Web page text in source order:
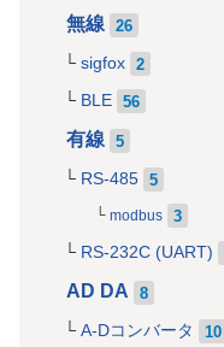
無線 26
sigfox 2
BLE 56
有線 5
RS-485 5
modbus 3
RS-232C (UART)
AD DA 8
A-Dコンバータ 10